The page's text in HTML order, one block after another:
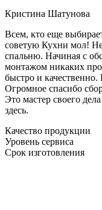
Кристина Шатунова
Всем, кто еще
советую Кухни мол!
спальню. Начиная с
монтажом никаких
быстро и
Огромное спасибо
Это мастер своего
здесь.
Качество продукции
Уровень сервиса
Срок изготовления